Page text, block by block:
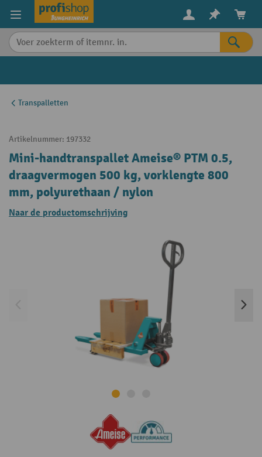
content
Transpalletten
Artikelnummer: 197332
Mini-handtranspallet Ameise® PTM 0.5,
draagvermogen 500 kg, vorklengte 800
mm, polyurethaan / nylon
Naar de productomschrijving